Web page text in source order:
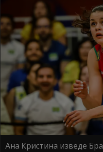
Ана Кристина изведе